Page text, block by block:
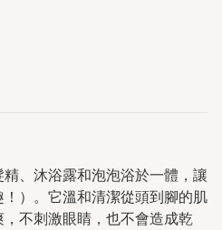
、沐浴露和泡泡浴於一體，讓
）。它溫和清潔從頭到腳的肌
不刺激眼睛，也不會造成乾